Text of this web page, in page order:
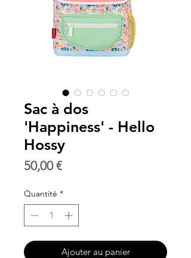
Sac à dos
'Happiness' - Hello
Hossy
50,00 €Prix
Quantité *
Ajouter au panier